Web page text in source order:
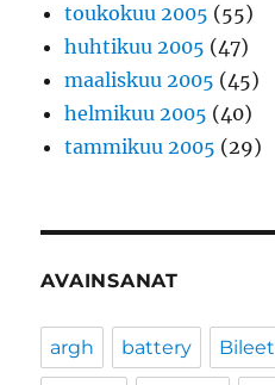
toukokuu 2005 (55)
huhtikuu 2005 (47)
maaliskuu 2005 (45)
helmikuu 2005 (40)
tammikuu 2005 (29)
AVAINSANAT
argh battery Bileet